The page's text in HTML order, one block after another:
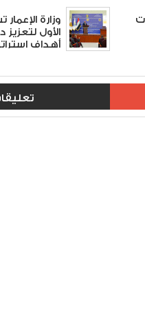
شراكات
وزارة
الأول
أهداف